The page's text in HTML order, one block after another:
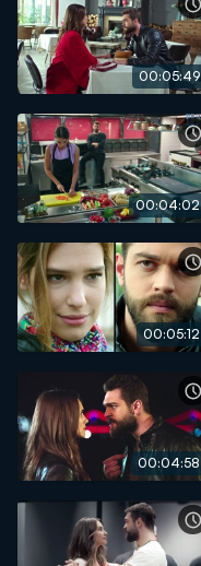
00:05:49
00:04:02
00:05:12
00:04:58